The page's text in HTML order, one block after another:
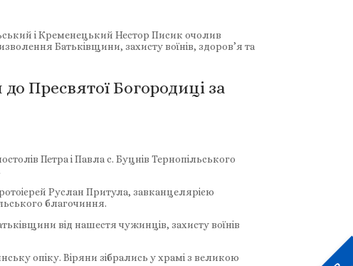
і Кременецький Нестор Писик очолив
Батьківщини, захисту воїнів, здоров’я та
Пресвятої Богородиці за
Петра і Павла с. Буцнів Тернопільського
Руслан Притула, завканцелярією
благочиння.
від нашестя чужинців, захисту воїнів
опіку. Віряни зібрались у храмі з великою